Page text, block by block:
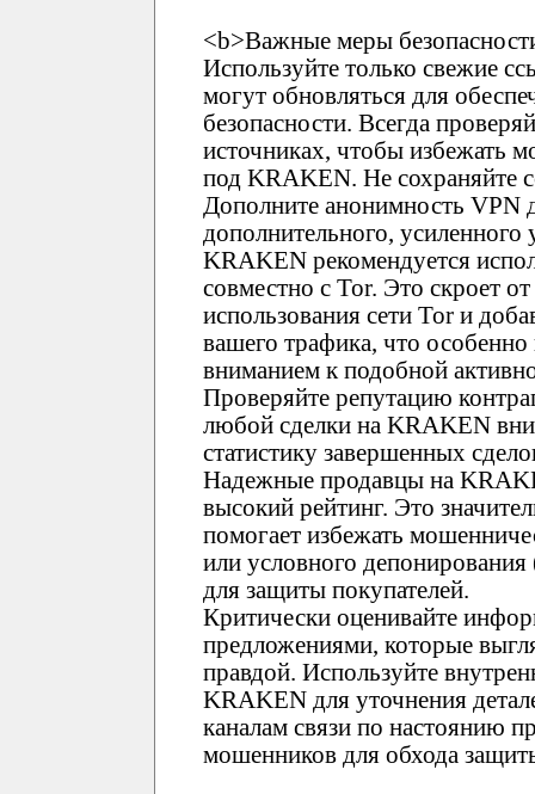
<b>Важные меры
Используйте только свежие
могут обновляться для
безопасности. Всегда
источниках, чтобы избежать
под KRAKEN. Не сохраняйте
Дополните анонимность VPN
дополнительного,
KRAKEN рекомендуется
совместно с Tor. Это скроет
использования сети Tor и
вашего трафика, что
вниманием к подобной
Проверяйте репутацию
любой сделки на KRAKEN
статистику завершенных
Надежные продавцы на
высокий рейтинг. Это
помогает избежать
или условного
для защиты покупателей.
Критически оценивайте
предложениями, которые
правдой. Используйте
KRAKEN для уточнения
каналам связи по настоянию
мошенников для обхода